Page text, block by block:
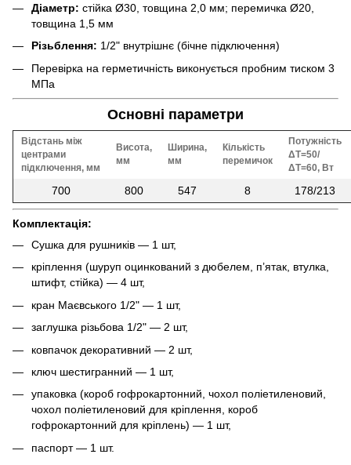
Діаметр: стійка Ø30, товщина 2,0 мм; перемичка Ø20,
товщина 1,5 мм
Різьблення: 1/2" внутрішнє (бічне підключення)
Перевірка на герметичність виконується пробним тиском 3
МПа
Основні параметри
Відстань між
центрами
підключення, мм
Висота,
мм
Ширина,
мм
Кількість
перемичок
Потужність
ΔT=50/
ΔT=60, Вт
700 800 547 8 178/213
Комплектація:
Сушка для рушників — 1 шт,
кріплення (шуруп оцинкований з дюбелем, п’ятак, втулка,
штифт, стійка) — 4 шт,
кран Маєвського 1/2" — 1 шт,
заглушка різьбова 1/2" — 2 шт,
ковпачок декоративний — 2 шт,
ключ шестигранний — 1 шт,
упаковка (короб гофрокартонний, чохол поліетиленовий,
чохол поліетиленовий для кріплення, короб
гофрокартонний для кріплень) — 1 шт,
паспорт — 1 шт.